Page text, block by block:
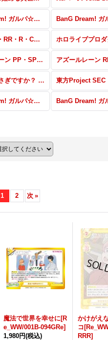
BanG Dream! ガルパ☆ピコ 〜大盛り〜 SP・NBP・PR・RRR＋・RR＋・R＋・C＋・Re＋
D4DJ RRR・RR・R・C・ReR・ReC
アズールレーン PP・SP・RRR+・RR+・R+・C+・ReR+・ReC+
ご注文はうさぎですか？ BLOOM RRR・RR・R・C・ReR・ReC
BanG Dream! ガルパ☆ピコ SEC・UR・SP+・SP・SR+・SR
1 2 次 »
魔法で世界を幸せに[R
e_WW/001B-094GRe]
1,980円(税込)
かけがえ
コ
RRR]